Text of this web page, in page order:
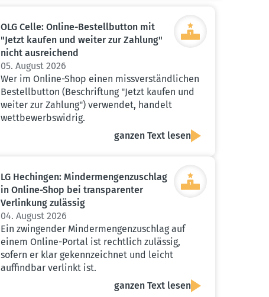
OLG Celle: Online-Bestell­button mit
"Jetzt kaufen und weiter zur Zahlung"
nicht ausrei­chend
05. August 2026
Wer im Online-Shop einen missverständlichen
Bestellbutton (Beschriftung "Jetzt kaufen und
weiter zur Zahlung") verwendet, handelt
wettbewerbswidrig.
ganzen Text lesen
LG Hechingen: Minder­men­gen­zu­schlag
in Online-Shop bei trans­pa­renter
Verlinkung zulässig
04. August 2026
Ein zwingender Mindermengenzuschlag auf
einem Online-Portal ist rechtlich zulässig,
sofern er klar gekennzeichnet und leicht
auffindbar verlinkt ist.
ganzen Text lesen